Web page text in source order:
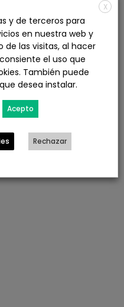
X
y de terceros para
en nuestra web y
de las visitas, al hacer
el uso que
También puede
desea instalar.
Acepto
Rechazar